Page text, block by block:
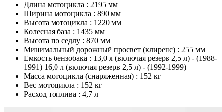
Длина мотоцикла : 2195 мм
Ширина мотоцикла : 890 мм
Высота мотоцикла : 1220 мм
Колесная база : 1435 мм
Высота по седлу : 870 мм
Минимальный дорожный просвет (клиренс) : 255 мм
Емкость бензобака : 13,0 л (включая резерв 2,5 л) - (1988-
1991) 16,0 л (включая резерв 2,5 л) - (1992-1999)
Масса мотоцикла (снаряженная) : 152 кг
Вес мотоцикла : 152 кг
Расход топлива : 4,7 л